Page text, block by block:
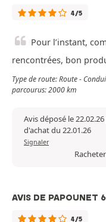
4/5
Pour l’instant,
rencontrées, bon
Type de route: Route -
parcourus: 2000 km
Avis déposé le
d'achat du 22.01.26
Signaler
AVIS DE PAPOUNET
4/5